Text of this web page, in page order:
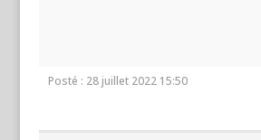
Posté : 28 juillet 2022 15:50